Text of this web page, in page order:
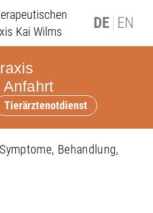
DE EN
Anfahrt
Tierärztenotdienst
Behandlung,